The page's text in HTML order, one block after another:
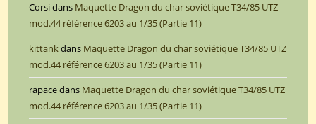
Corsidans Maquette Dragon du char soviétique T34/85 UTZ
mod.44 référence 6203 au 1/35 (Partie 11)
kittankdans Maquette Dragon du char soviétique T34/85 UTZ
mod.44 référence 6203 au 1/35 (Partie 11)
rapacedans Maquette Dragon du char soviétique T34/85 UTZ
mod.44 référence 6203 au 1/35 (Partie 11)